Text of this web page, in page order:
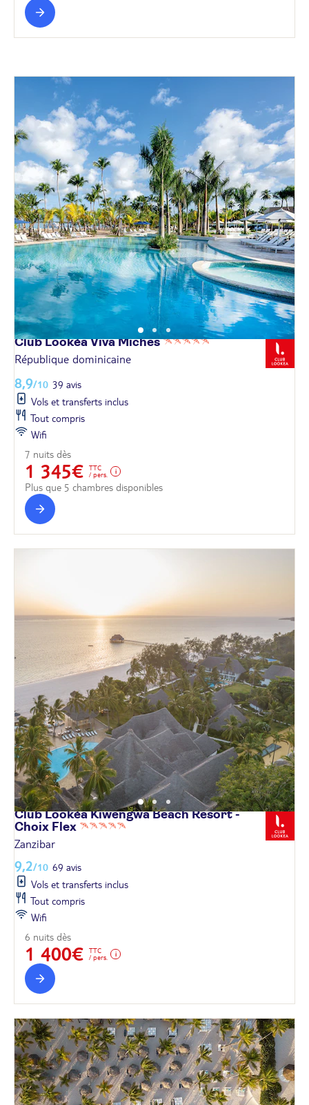
Club Lookéa VivaMiches
République dominicaine
8,9/10 39 avis
Vols et transferts inclus
Tout compris
Wifi
7 nuits dès
1 345€
TTC
/ pers.
Plus que 5 chambres disponibles
Club Lookéa Kiwengwa Beach Resort -
Choix Flex
Zanzibar
9,2/10 69 avis
Vols et transferts inclus
Tout compris
Wifi
6 nuits dès
1 400€
TTC
/ pers.